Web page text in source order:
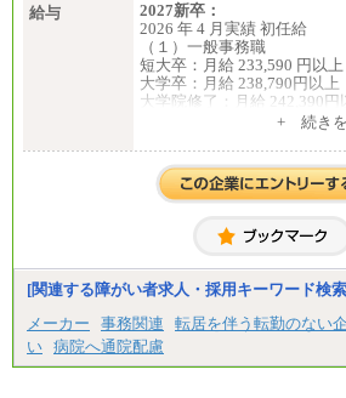
給与
2027新卒：
2026 年 4 月実績 初任給
（１）一般事務職
短大卒：月給 233,590 円以上
大学卒：月給 238,790円以上
大学院修了：月給 242,390円
※試用期間中も給与に変更ご
短大卒：月給 257,650 円以上
大学卒：月給 268,150円以上
大学院修了：月給 271,350円
（１）一般事務職
月給 229,440 円以上
※試用期間中も給与に変更ご
（２）生産補助職
月給 255,000円以上
※試用期間中も給与に変更ご
+ 続き
[関連する障がい者求人・採用キーワード検
メーカー
事務関連 転居を伴う転勤のない
い 病院へ通院配慮